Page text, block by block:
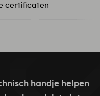
certificaten
handje helpen